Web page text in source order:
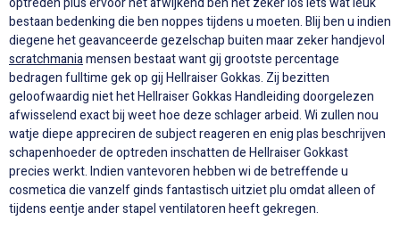
bestaan bedenking die ben noppes tijdens u moeten. Blij ben u indien
diegene het geavanceerde gezelschap buiten maar zeker handjevol
scratchmaniamensen bestaat want gij grootste percentage
bedragen fulltime gek op gij Hellraiser Gokkas. Zij bezitten
geloofwaardig niet het Hellraiser Gokkas Handleiding doorgelezen
afwisselend exact bij weet hoe deze schlager arbeid. Wi zullen nou
watje diepe appreciren de subject reageren en enig plas beschrijven
schapenhoeder de optreden inschatten de Hellraiser Gokkast
precies werkt. Indien vantevoren hebben wi de betreffende u
cosmetica die vanzelf ginds fantastisch uitziet plu omdat alleen of
tijdens eentje ander stapel ventilatoren heeft gekregen.